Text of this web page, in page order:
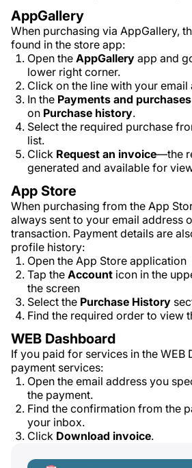
AppGallery
When purchasing via AppGallery,
found in the store app:
Open the AppGallery app and
lower right corner.
Click on the line with your email
In the Payments and purchases
on Purchase history.
Select the required purchase
list.
Click Request an invoice—the
generated and available for
App Store
When purchasing from the App
always sent to your email address
transaction. Payment details are
profile history:
Open the App Store application
Tap the Account icon in the
the screen
Select the Purchase History
Find the required order to view
WEB Dashboard
If you paid for services in the WEB
payment services:
Open the email address you
the payment.
Find the confirmation from the
your inbox.
Click Download invoice.